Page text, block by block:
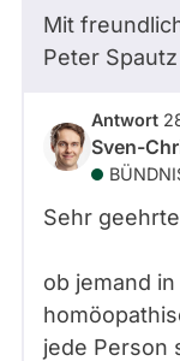
Mit
Peter Spautz
Antwort
Sven-
Sehr
ob jemand
jede Person